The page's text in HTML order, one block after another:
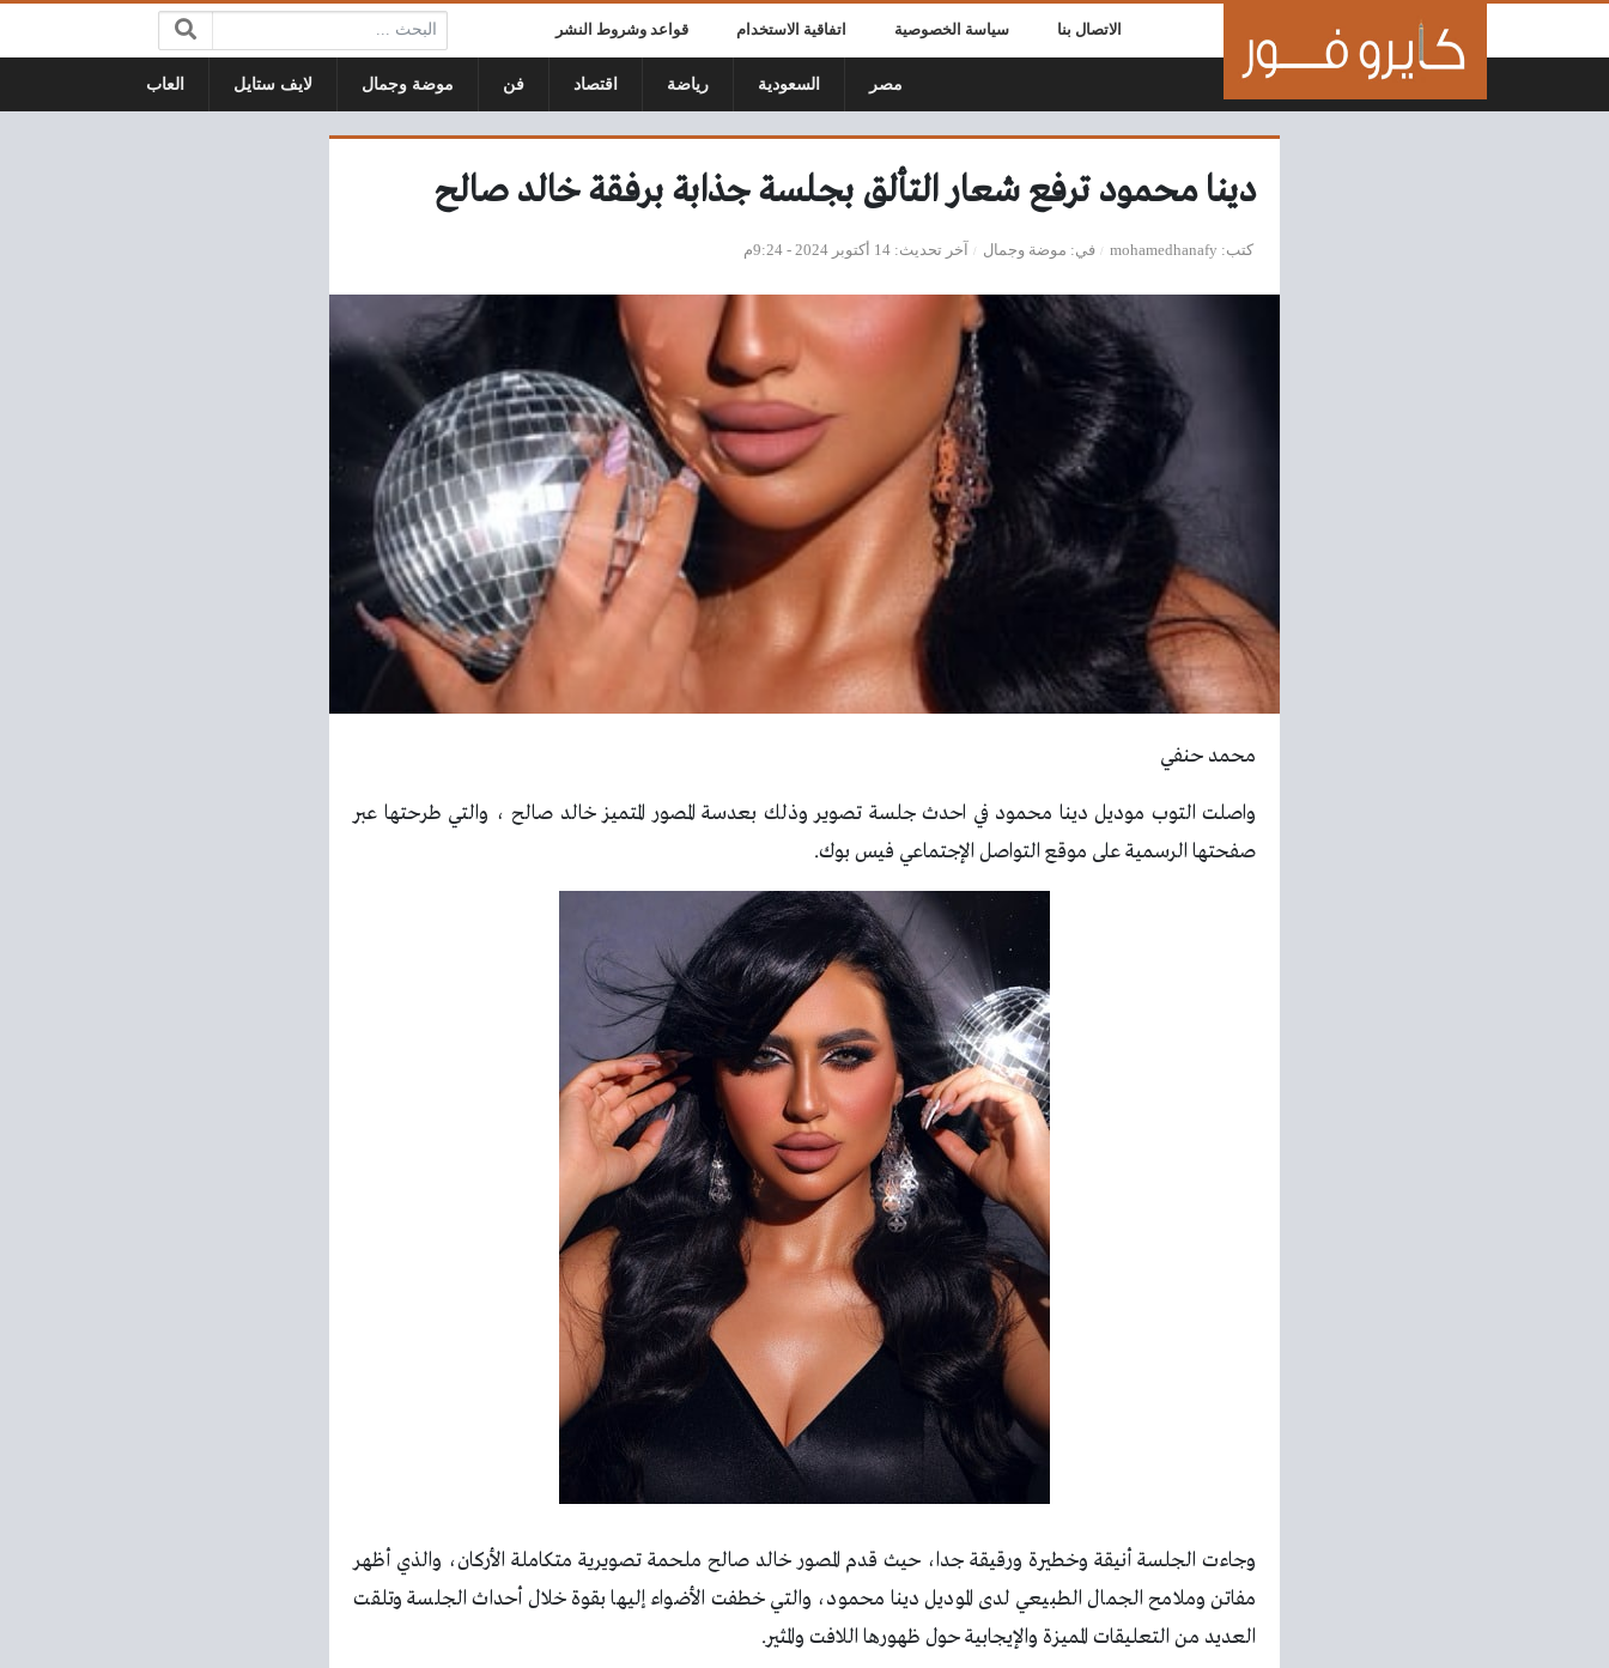
الاتصال بنا سياسة الخصوصية اتفاقية الاستخدام قواعد وشروط النشر البحث:
مصر السعودية رياضة اقتصاد فن موضة وجمال لايف ستايل العاب
دينا محمود ترفع شعار التألق بجلسة جذابة برفقة خالد صالح
كتب mohamedhanafy في موضة وجمال آخر تحديث 14 أكتوبر 2024 - 9:24م
محمد حنفي
واصلت التوب موديل دينا محمود في احدث جلسة تصوير وذلك بعدسة المصور المتميز خالد صالح ، والتي طرحتها عبر
صفحتها الرسمية على موقع التواصل الإجتماعي فيس بوك.
وجاءت الجلسة أنيقة وخطيرة ورقيقة جدا، حيث قدم المصور خالد صالح ملحمة تصويرية متكاملة الأركان، والذي أظهر
مفاتن وملامح الجمال الطبيعي لدى الموديل دينا محمود، والتي خطفت الأضواء إليها بقوة خلال أحداث الجلسة وتلقت
العديد من التعليقات المميزة والإيجابية حول ظهورها اللافت والمثير.